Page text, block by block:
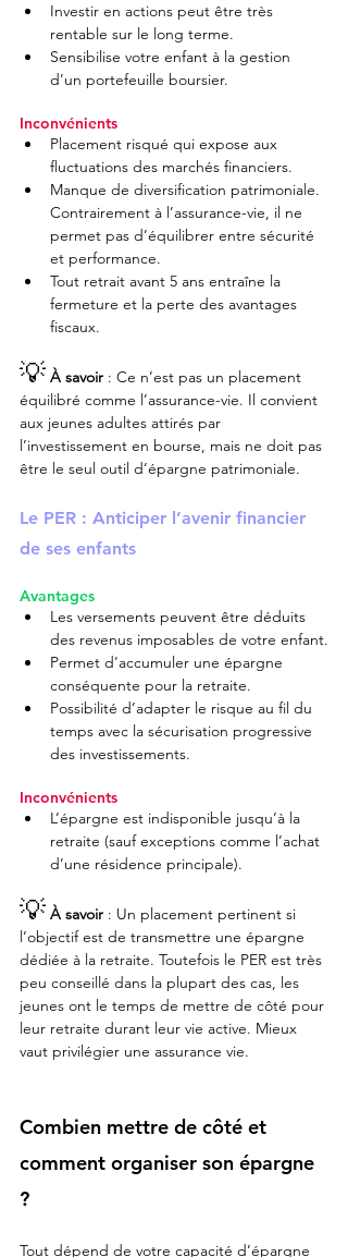
Investir en actions peut être très
rentable sur le long terme.
Sensibilise votre enfant à la gestion
d’un portefeuille boursier.
Inconvénients
Placement risqué qui expose aux
fluctuations des marchés financiers.
Manque de diversification patrimoniale.
Contrairement à l’assurance-vie, il ne
permet pas d’équilibrer entre sécurité
et performance.
Tout retrait avant 5 ans entraîne la
fermeture et la perte des avantages
fiscaux.
💡 À savoir : Ce n’est pas un placement
équilibré comme l’assurance-vie. Il convient
aux jeunes adultes attirés par
l’investissement en bourse, mais ne doit pas
être le seul outil d’épargne patrimoniale.
Le PER : Anticiper l’avenir financier
de ses enfants
Avantages
Les versements peuvent être déduits
des revenus imposables de votre enfant.
Permet d’accumuler une épargne
conséquente pour la retraite.
Possibilité d’adapter le risque au fil du
temps avec la sécurisation progressive
des investissements.
Inconvénients
L’épargne est indisponible jusqu’à la
retraite (sauf exceptions comme l’achat
d’une résidence principale).
💡 À savoir : Un placement pertinent si
l’objectif est de transmettre une épargne
dédiée à la retraite. Toutefois le PER est très
peu conseillé dans la plupart des cas, les
jeunes ont le temps de mettre de côté pour
leur retraite durant leur vie active. Mieux
vaut privilégier une assurance vie.
Combien mettre de côté et
comment organiser son épargne
?
Tout dépend de votre capacité d’épargne